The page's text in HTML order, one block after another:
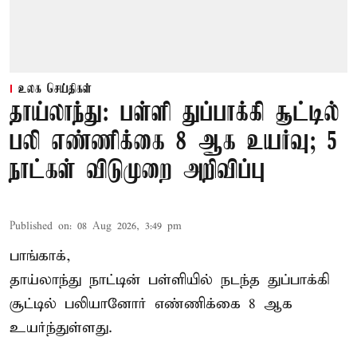
உலக செய்திகள்
தாய்லாந்து: பள்ளி துப்பாக்கி சூட்டில்
பலி எண்ணிக்கை 8 ஆக உயர்வு; 5
நாட்கள் விடுமுறை அறிவிப்பு
Published on: 08 Aug 2026, 3:49 pm
பாங்காக்,
தாய்லாந்து நாட்டின் பள்ளியில் நடந்த துப்பாக்கி
சூட்டில் பலியானோர் எண்ணிக்கை 8 ஆக
உயர்ந்துள்ளது.